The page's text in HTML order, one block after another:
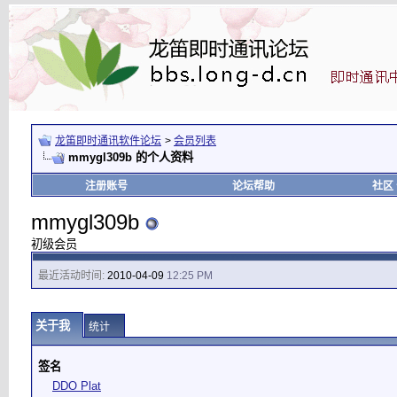
龙笛即时通讯软件论坛 > 会员列表
mmygl309b 的个人资料
注册账号 论坛帮助 社区
mmygl309b
初级会员
最近活动时间: 2010-04-09 12:25 PM
关于我 统计
签名
DDO Plat